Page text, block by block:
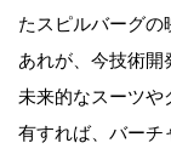
たスピルバーグの
あれが、今技術開
未来的なスーツや
有すれば、バーチ